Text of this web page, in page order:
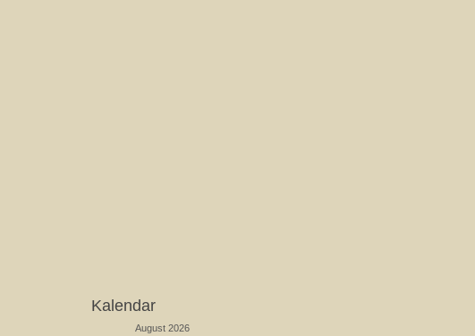
Kalendar
August 2026